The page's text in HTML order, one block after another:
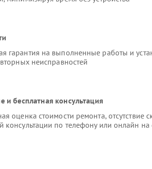
гарантия на выполненные работы и
неисправностей
и бесплатная консультация
оценка стоимости ремонта, отсутствие
консультации по телефону или онлайн на